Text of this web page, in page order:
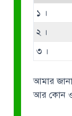
১ ।
২ ।
৩ ।
আমার
আর কোন